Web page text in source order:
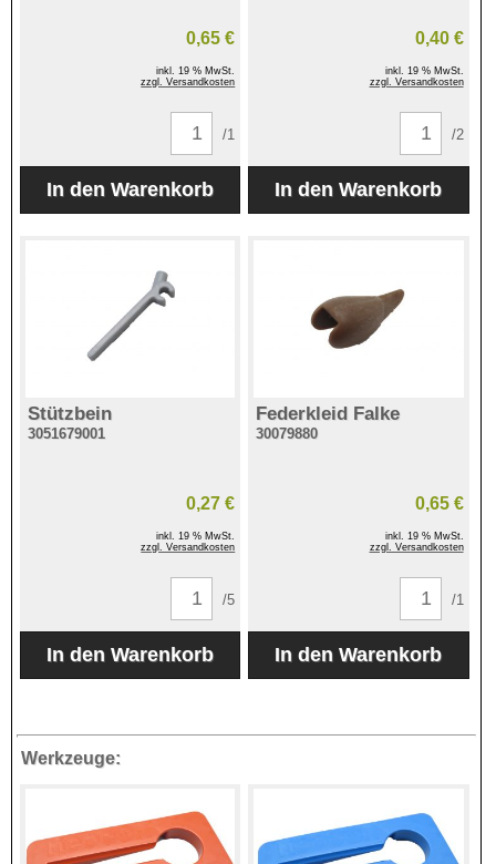
0,65 €
inkl. 19 % MwSt.
zzgl. Versandkosten
/1
0,40 €
inkl. 19 % MwSt.
zzgl. Versandkosten
/2
Stützbein
3051679001
0,27 €
inkl. 19 % MwSt.
zzgl. Versandkosten
/5
Federkleid Falke
30079880
0,65 €
inkl. 19 % MwSt.
zzgl. Versandkosten
/1
Werkzeuge: